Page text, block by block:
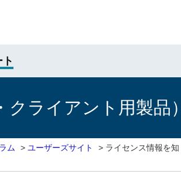
ライアント用製品
ム > ユーザーズサイト > ライセンス情報を